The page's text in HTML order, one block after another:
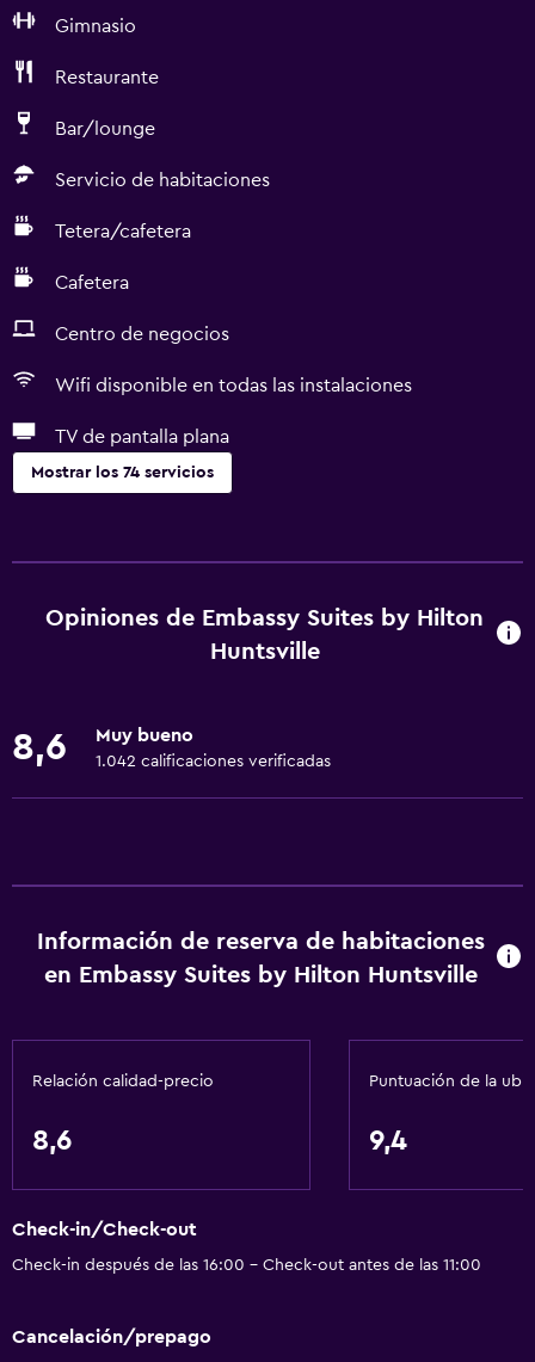
Gimnasio
Restaurante
Bar/lounge
Servicio de habitaciones
Tetera/cafetera
Cafetera
Centro de negocios
Wifi disponible en todas las instalaciones
TV de pantalla plana
Mostrar los 74 servicios
Comedor
Microondas
Tetera/cafetera
Nevera
Servicios y facilidades
Centro de negocios
Servicio de despertador
Instalaciones para reuniones
Opiniones de Embassy Suites by Hilton
Huntsville
8,6 Muy bueno
1.042 calificaciones verificadas
Información de reserva de habitaciones
en Embassy Suites by Hilton Huntsville
Relación calidad-precio
8,6
Puntuación de la
9,4
Check-in/Check-out
Check-in después de las 16:00 - Check-out antes de las 11:00
Cancelación/prepago